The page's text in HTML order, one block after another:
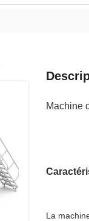
Machine
La